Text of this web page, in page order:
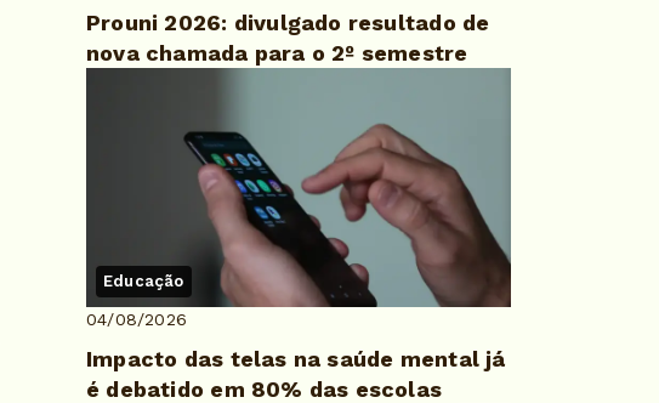
Prouni 2026: divulgado resultado de
nova chamada para o 2º semestre
Educação
04/08/2026
Impacto das telas na saúde mental já
é debatido em 80% das escolas